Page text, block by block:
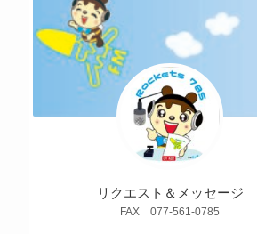
リクエスト＆メッセージ
FAX 077-561-0785